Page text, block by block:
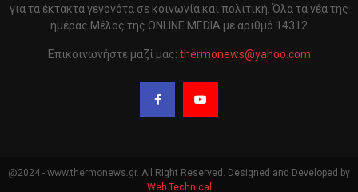
για τα έκτακτα γεγονότα σε κοινωνία και πολιτική. Όλα τα νέα της
ημέρας Μέλος της ONLINE MEDIA με αριθμό 14312
Επικοινωνήστε μαζί μας: thermonews@yahoo.com
@2024 - www.thermonews.gr. All Right Reserved. Designed and Developed by
Web Technical